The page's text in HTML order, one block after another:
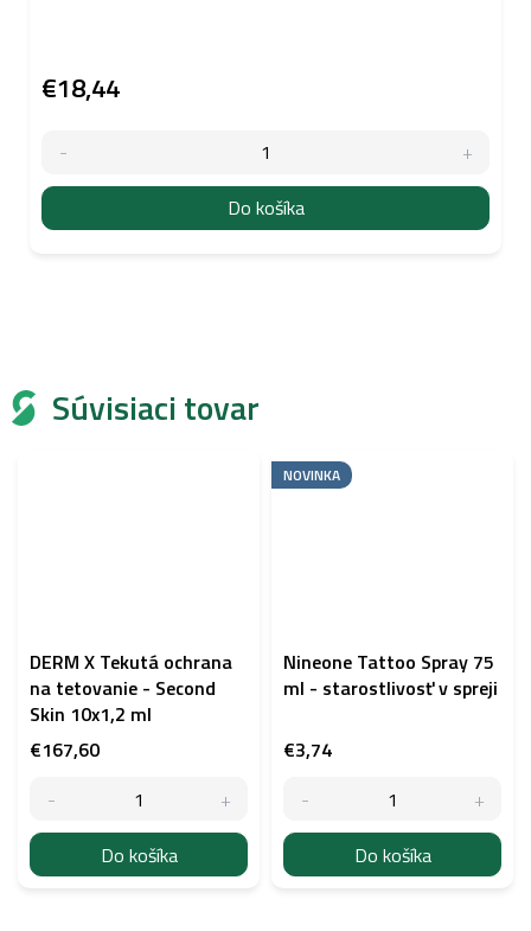
Súvisiaci tovar
DERM X Tekutá ochrana
na tetovanie - Second
Skin 10x1,2 ml
€167,60
Do košíka
NOVINKA
Nineone Tattoo Spray 75
ml - starostlivosť v spreji
€3,74
Do košíka
€18,44
Do košíka